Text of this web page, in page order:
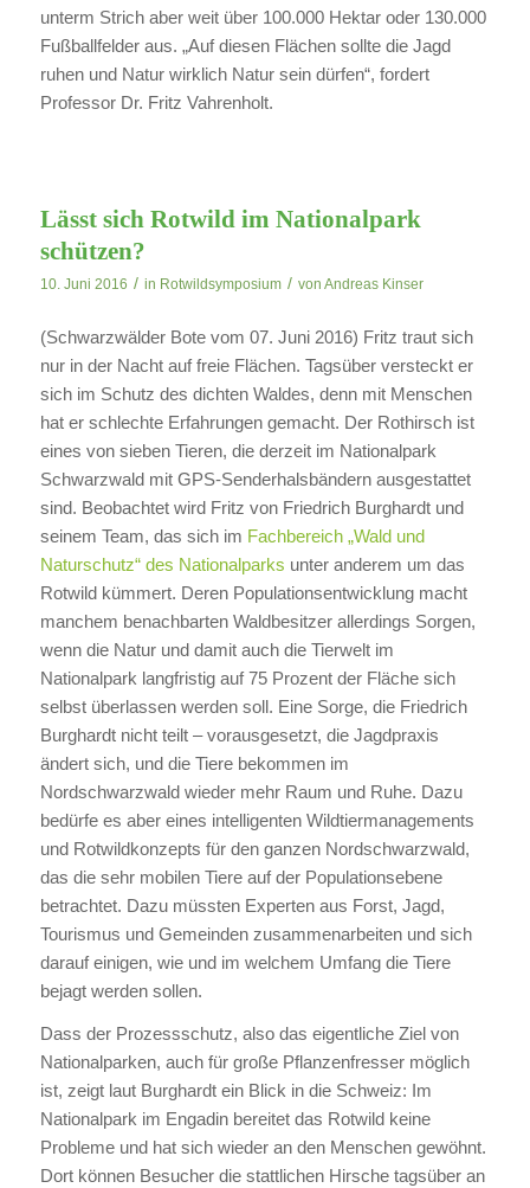
unterm Strich aber weit über 100.000 Hektar oder 130.000
Fußballfelder aus. „Auf diesen Flächen sollte die Jagd
ruhen und Natur wirklich Natur sein dürfen“, fordert
Professor Dr. Fritz Vahrenholt.
Lässt sich Rotwild im Nationalpark
schützen?
10. Juni 2016 / in Rotwildsymposium / von Andreas Kinser
(Schwarzwälder Bote vom 07. Juni 2016) Fritz traut sich
nur in der Nacht auf freie Flächen. Tagsüber versteckt er
sich im Schutz des dichten Waldes, denn mit Menschen
hat er schlechte Erfahrungen gemacht. Der Rothirsch ist
eines von sieben Tieren, die derzeit im Nationalpark
Schwarzwald mit GPS-Senderhalsbändern ausgestattet
sind. Beobachtet wird Fritz von Friedrich Burghardt und
seinem Team, das sich im Fachbereich „Wald und
Naturschutz“ des Nationalparks unter anderem um das
Rotwild kümmert. Deren Populationsentwicklung macht
manchem benachbarten Waldbesitzer allerdings Sorgen,
wenn die Natur und damit auch die Tierwelt im
Nationalpark langfristig auf 75 Prozent der Fläche sich
selbst überlassen werden soll. Eine Sorge, die Friedrich
Burghardt nicht teilt – vorausgesetzt, die Jagdpraxis
ändert sich, und die Tiere bekommen im
Nordschwarzwald wieder mehr Raum und Ruhe. Dazu
bedürfe es aber eines intelligenten Wildtiermanagements
und Rotwildkonzepts für den ganzen Nordschwarzwald,
das die sehr mobilen Tiere auf der Populationsebene
betrachtet. Dazu müssten Experten aus Forst, Jagd,
Tourismus und Gemeinden zusammenarbeiten und sich
darauf einigen, wie und im welchem Umfang die Tiere
bejagt werden sollen.
Dass der Prozessschutz, also das eigentliche Ziel von
Nationalparken, auch für große Pflanzenfresser möglich
ist, zeigt laut Burghardt ein Blick in die Schweiz: Im
Nationalpark im Engadin bereitet das Rotwild keine
Probleme und hat sich wieder an den Menschen gewöhnt.
Dort können Besucher die stattlichen Hirsche tagsüber an